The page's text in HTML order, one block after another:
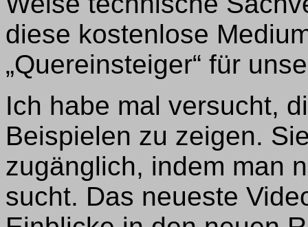
diese kostenlose
„Quereinsteiger“ für
Ich habe mal versucht,
Beispielen zu zeigen.
zugänglich, indem man
sucht. Das neueste